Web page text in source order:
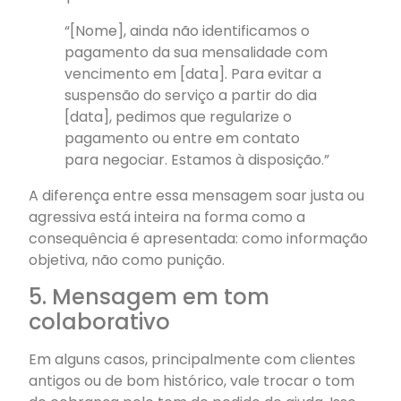
“[Nome], ainda não identificamos o
pagamento da sua mensalidade com
vencimento em [data]. Para evitar a
suspensão do serviço a partir do dia
[data], pedimos que regularize o
pagamento ou entre em contato
para negociar. Estamos à disposição.”
A diferença entre essa mensagem soar justa ou
agressiva está inteira na forma como a
consequência é apresentada: como informação
objetiva, não como punição.
5. Mensagem em tom
colaborativo
Em alguns casos, principalmente com clientes
antigos ou de bom histórico, vale trocar o tom